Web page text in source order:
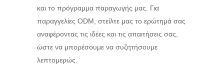
και το πρόγραμμα παραγωγής μας. Για
παραγγελίες ODM, στείλτε μας το ερώτημά σας
αναφέροντας τις ιδέες και τις απαιτήσεις σας,
ώστε να μπορέσουμε να συζητήσουμε
λεπτομερώς.